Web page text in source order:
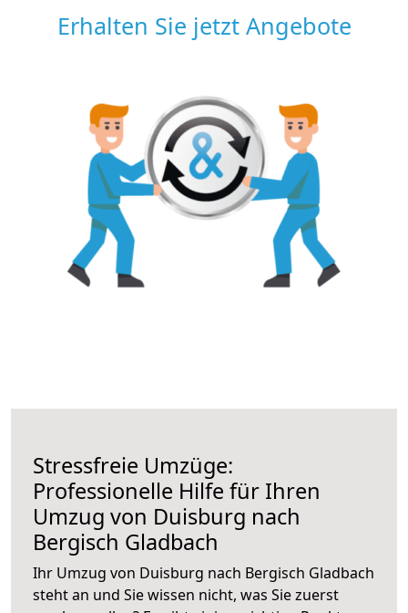
Erhalten Sie jetzt Angebote
Stressfreie Umzüge:
Professionelle Hilfe für Ihren
Umzug von Duisburg nach
Bergisch Gladbach
Ihr Umzug von Duisburg nach Bergisch Gladbach
steht an und Sie wissen nicht, was Sie zuerst